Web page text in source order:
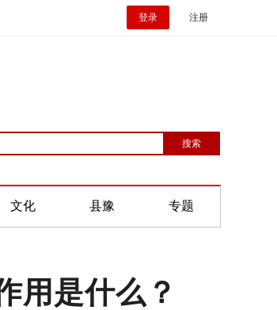
登录 注册
文化 县豫 专题
用是什么？